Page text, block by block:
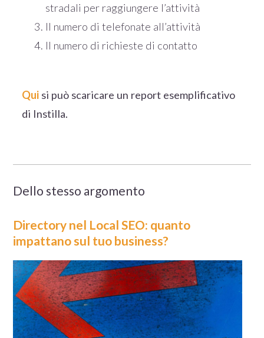
stradali per raggiungere l’attività
Il numero di telefonate all’attività
Il numero di richieste di contatto
Qui si può scaricare un report esemplificativo
di Instilla.
Dello stesso argomento
Directory nel Local SEO: quanto
impattano sul tuo business?